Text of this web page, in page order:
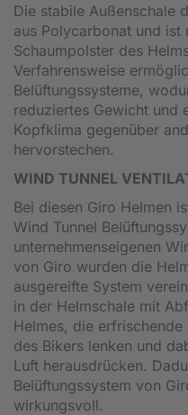
Die stabile Außenschale
aus Polycarbonat und
Schaumpolster des
Verfahrensweise
Belüftungssysteme,
reduziertes Gewicht und
Kopfklima gegenüber
hervorstechen.
WIND TUNNEL
Bei diesen Giro Helmen
Wind Tunnel
unternehmenseigenen
von Giro wurden die
ausgereifte System
in der Helmschale mit
Helmes, die
des Bikers lenken und
Luft herausdrücken.
Belüftungssystem von
wirkungsvoll.